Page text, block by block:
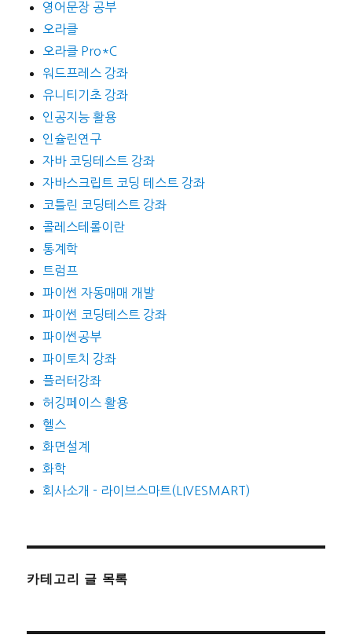
영어문장 공부
오라클
오라클 Pro*C
워드프레스 강좌
유니티기초 강좌
인공지능 활용
인슐린연구
자바 코딩테스트 강좌
자바스크립트 코딩 테스트 강좌
코틀린 코딩테스트 강좌
콜레스테롤이란
통계학
트럼프
파이썬 자동매매 개발
파이썬 코딩테스트 강좌
파이썬공부
파이토치 강좌
플러터강좌
허깅페이스 활용
헬스
화면설계
화학
회사소개 - 라이브스마트(LIVESMART)
카테고리 글 목록